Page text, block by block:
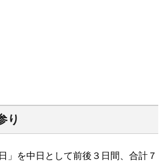
り
」を中日として前後３日間、合計７